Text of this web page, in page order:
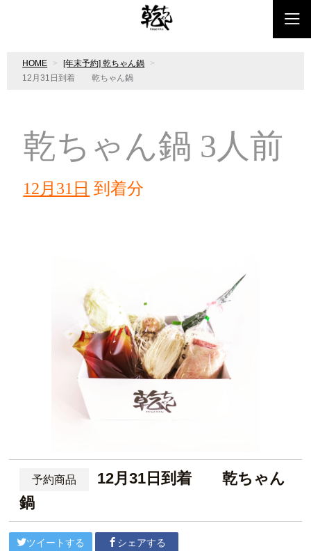
HOME
[年末予約] 乾ちゃん鍋
12月31日到着 乾ちゃん鍋
乾ちゃん鍋 3人前
12月31日 到着分
予約商品
12月31日到着 乾ちゃん
鍋
ツイートする シェアする